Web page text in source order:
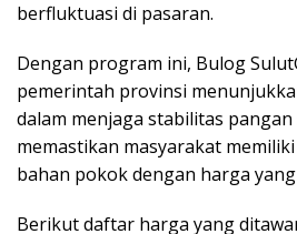
berfluktuasi di pasaran.
Dengan program ini, Bulog
pemerintah provinsi
dalam menjaga stabilitas
memastikan masyarakat
bahan pokok dengan harga
Berikut daftar harga yang